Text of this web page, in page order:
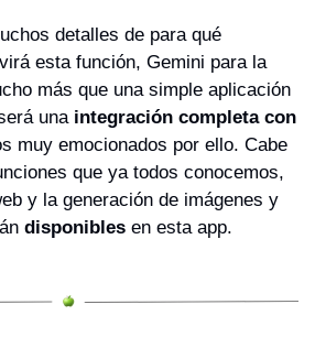
detalles de para qué
esta función, Gemini para la
más que una simple aplicación
una integración completa con
muy emocionados por ello. Cabe
que ya todos conocemos,
y la generación de imágenes y
disponibles en esta app.